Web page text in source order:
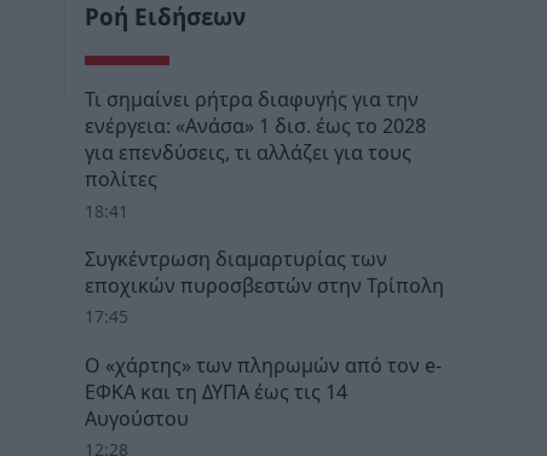
Ροή Ειδήσεων
Τι σημαίνει ρήτρα διαφυγής για την
ενέργεια: «Ανάσα» 1 δισ. έως το 2028
για επενδύσεις, τι αλλάζει για τους
πολίτες
18:41
Συγκέντρωση διαμαρτυρίας των
εποχικών πυροσβεστών στην Τρίπολη
17:45
Ο «χάρτης» των πληρωμών από τον e-
ΕΦΚΑ και τη ΔΥΠΑ έως τις 14
Αυγούστου
12:28